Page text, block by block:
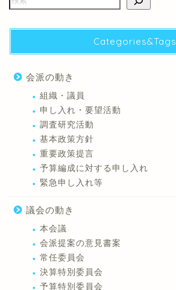
Categories&Tags
会派の動き
組織・議員
申し入れ・要望活動
調査研究活動
基本政策方針
重要政策提言
予算編成に対する申し入れ
緊急申し入れ等
議会の動き
本会議
会派提案の意見書案
常任委員会
決算特別委員会
予算特別委員会